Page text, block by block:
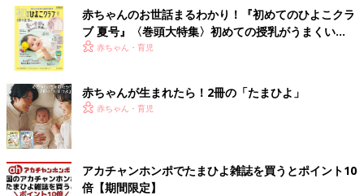
赤ちゃんのお世話まるわかり！『初めてのひよこクラ
ブ 夏号』〈巻頭大特集〉初めての授乳がうまくい
く！ おっぱい・ミルクの基本と夏のトラブル 解決テ
赤ちゃん・育児
赤ちゃんが生まれたら！2冊の「たまひよ」
赤ちゃん・育児
アカチャンホンポでたまひよ雑誌を買うとポイント10
倍【期間限定】